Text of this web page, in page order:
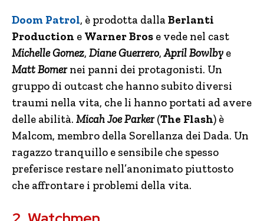
Doom Patrol, è prodotta dallaBerlanti
Production e Warner Bros e vede nel cast
Michelle Gomez, Diane Guerrero,April Bowlby e
Matt Bomernei panni dei protagonisti. Un
gruppo di outcast che hanno subito diversi
traumi nella vita, che li hanno portati ad avere
delle abilità. Micah Joe Parker(The Flash) è
Malcom, membro della Sorellanza dei Dada. Un
ragazzo tranquillo e sensibile che spesso
preferisce restare nell’anonimato piuttosto
che affrontare i problemi della vita.